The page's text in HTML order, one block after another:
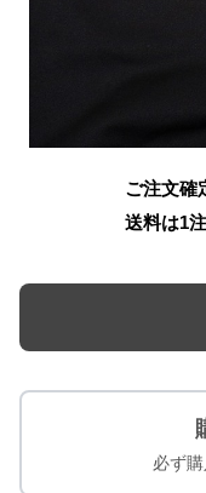
ご注文確
送料は1
必ず